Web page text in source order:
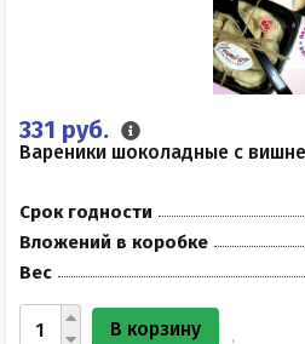
331 руб.
Вареники шоколадные с
Срок годности
Вложений в коробке
Вес
В корзину